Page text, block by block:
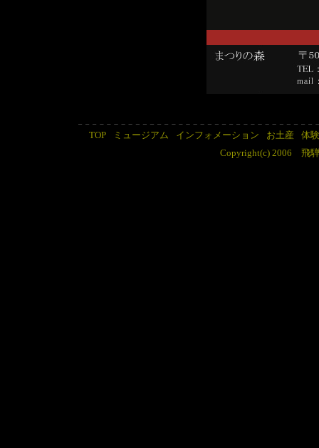
TOP ミュージアム インフォメーション お土産
体
Copyright(c) 2006 飛